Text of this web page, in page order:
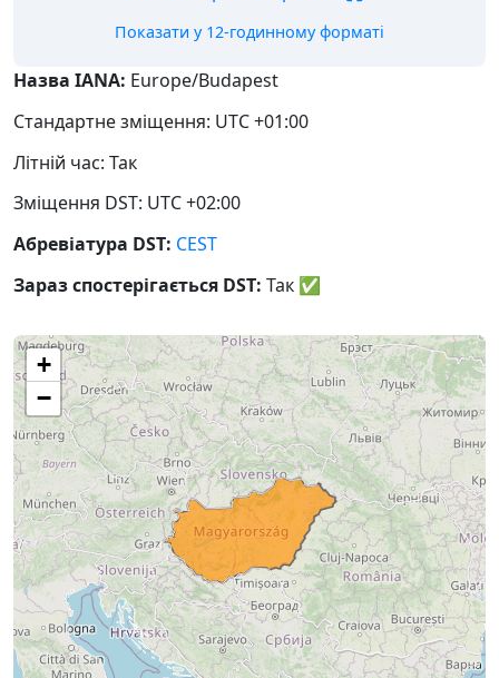
Показати у 12-годинному форматі
Назва IANA: Europe/Budapest
Стандартне зміщення: UTC +01:00
Літній час: Так
Зміщення DST: UTC +02:00
Абревіатура DST: CEST
Зараз спостерігається DST: Так ✅
+
−